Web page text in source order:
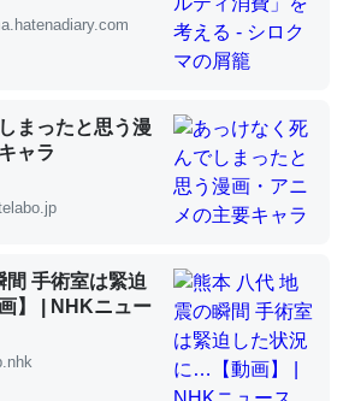
ニ・ウミグモ）はカルシウムを使わ
る筈だが、酵素が違うのか？
な…。腹足類だと殻を無くしてナメク
てるし。
】昆虫学の大問題＝「昆虫はなぜ海にいな
まったと思う漫
ャラ
手術室は緊迫
】 | NHKニュー